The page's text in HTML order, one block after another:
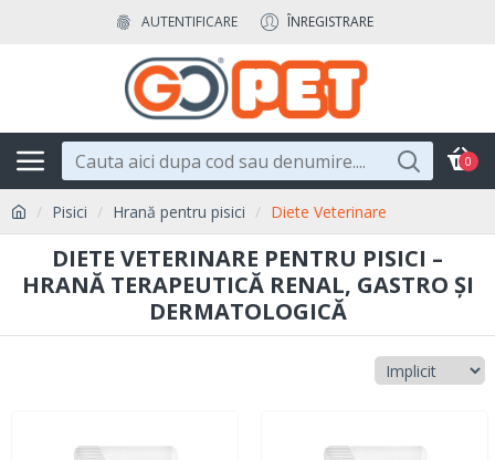
AUTENTIFICARE ÎNREGISTRARE
0
Pisici Hrană pentru pisici Diete Veterinare
DIETE VETERINARE PENTRU PISICI –
HRANĂ TERAPEUTICĂ RENAL, GASTRO ȘI
DERMATOLOGICĂ